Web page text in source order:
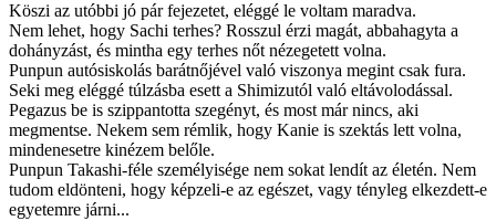
Köszi az utóbbi jó pár fejezetet, eléggé le voltam maradva.
Nem lehet, hogy Sachi terhes? Rosszul érzi magát, abbahagyta a
dohányzást, és mintha egy terhes nőt nézegetett volna.
Punpun autósiskolás barátnőjével való viszonya megint csak fura.
Seki meg eléggé túlzásba esett a Shimizutól való eltávolodással.
Pegazus be is szippantotta szegényt, és most már nincs, aki
megmentse. Nekem sem rémlik, hogy Kanie is szektás lett volna,
mindenesetre kinézem belőle.
Punpun Takashi-féle személyisége nem sokat lendít az életén. Nem
tudom eldönteni, hogy képzeli-e az egészet, vagy tényleg elkezdett-e
egyetemre járni...